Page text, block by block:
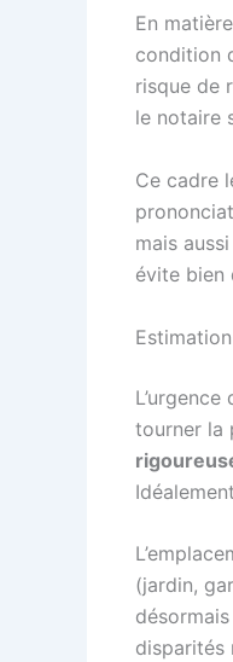
En
condition
risque de
le notaire
Ce cadre
mais
évite bien
tourner la
(jardin,
disparités